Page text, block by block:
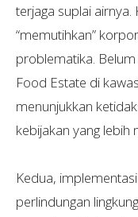
terjaga suplai
“memutihkan”
problematika.
Food Estate di
menunjukkan
kebijakan yang lebih
Kedua,
perlindungan